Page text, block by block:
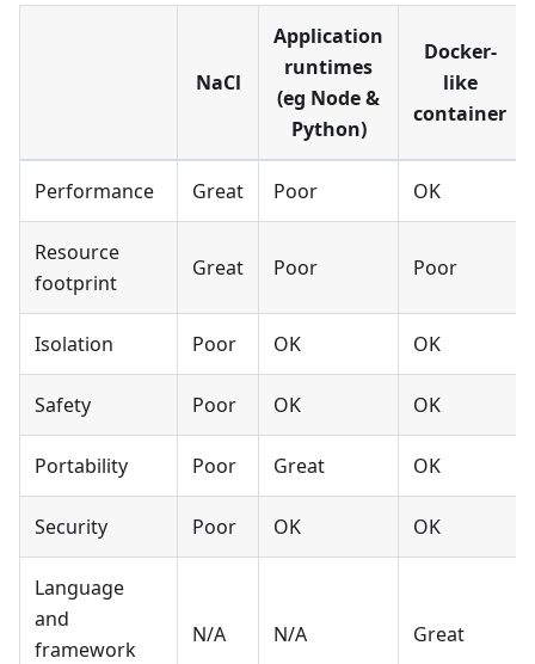
NaCl
Application
runtimes
(eg Node&
Python)
Docker-
like
container
Performance Great Poor OK
Resource
footprint
Great Poor Poor
Isolation Poor OK OK
Safety Poor OK OK
Portability Poor Great OK
Security Poor OK OK
Language
and
framework
N/A N/A Great